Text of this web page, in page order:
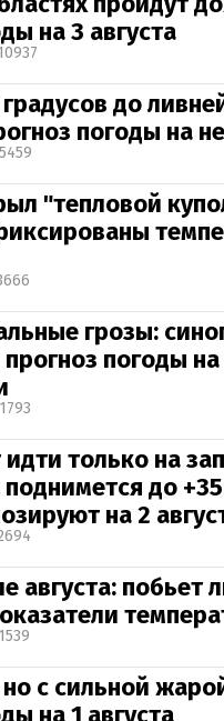
на 3 августа
до
погоды на
5459
"тепловой
грозы:
погоды
1793
только на
до
на 2
августа: побьет
1539
с сильной
на 1 августа